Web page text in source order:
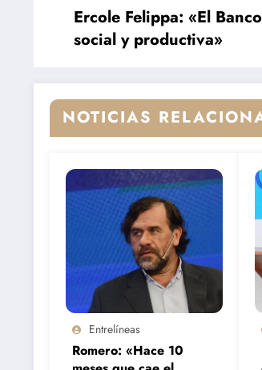
Ercole Felippa: «El
social y productiva»
NOTICIAS
Entrelíneas
Romero: «Hace 10